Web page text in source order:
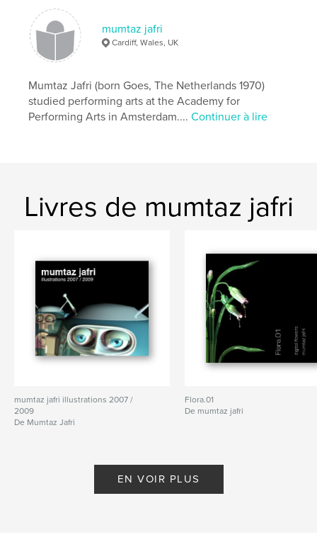
Mots-clés
address book , digital illustrations
lesbian
mumtaz jafri
Cardiff, Wales, UK
Mumtaz Jafri (born Goes, The Netherlands 1970)
studied performing arts at the Academy for
Performing Arts in Amsterdam....Continuer à lire
Livres de mumtaz jafri
mumtaz jafri illustrations 2007 /
2009
De Mumtaz Jafri
Flora.01
De mumtaz jafri
EN VOIR PLUS